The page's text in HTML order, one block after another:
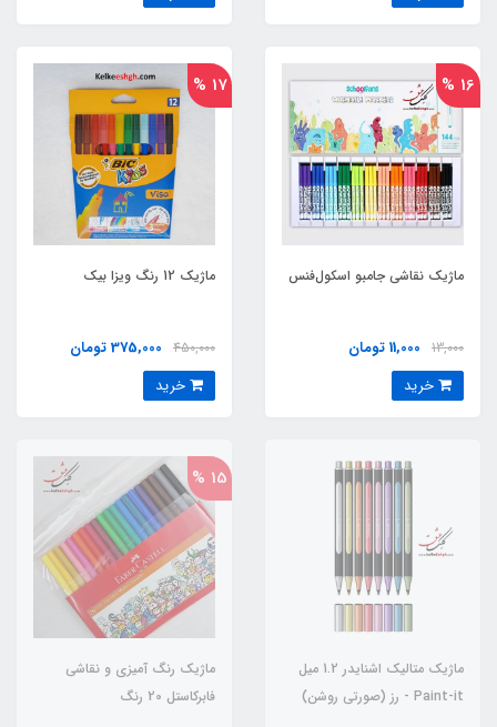
16 %
ماژیک نقاشی جامبو اسکول‌فنس
13,000 11,000 تومان
17 %
ماژیک 12 رنگ ویزا بیک
450,000 375,000 تومان
ماژیک متالیک اشنایدر 1.2 میل
Paint-it - رز (صورتی روشن)
15 %
ماژیک رنگ آمیزی و نقاشی
فابرکاستل 20 رنگ